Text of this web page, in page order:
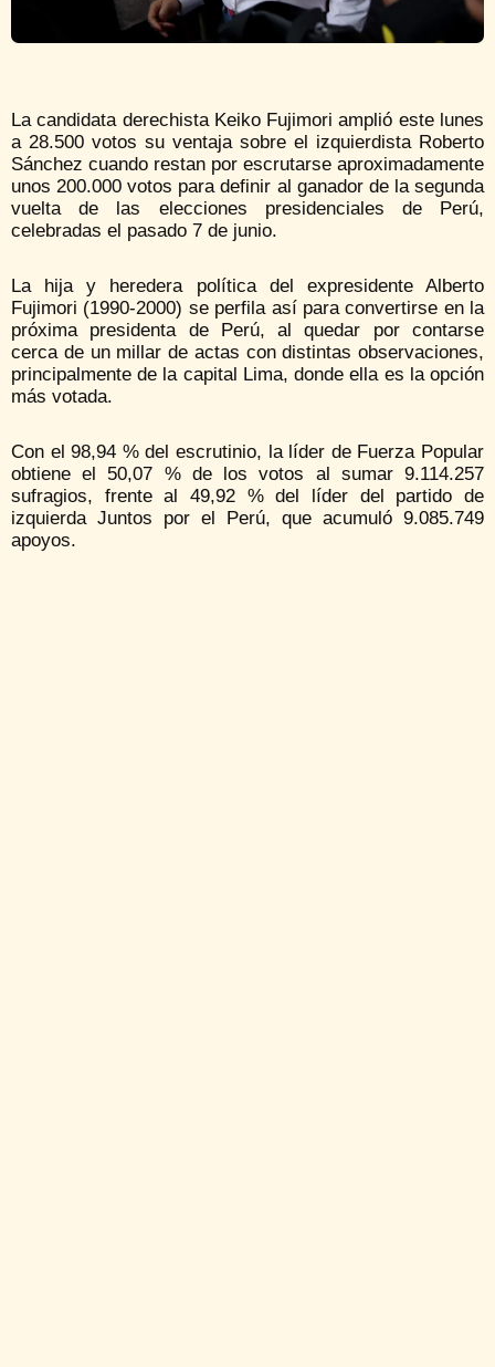
La candidata derechista Keiko Fujimori amplió este lunes
a 28.500 votos su ventaja sobre el izquierdista Roberto
Sánchez cuando restan por escrutarse aproximadamente
unos 200.000 votos para definir al ganador de la segunda
vuelta de las elecciones presidenciales de Perú,
celebradas el pasado 7 de junio.
La hija y heredera política del expresidente Alberto
Fujimori (1990-2000) se perfila así para convertirse en la
próxima presidenta de Perú, al quedar por contarse
cerca de un millar de actas con distintas observaciones,
principalmente de la capital Lima, donde ella es la opción
más votada.
Con el 98,94 % del escrutinio, la líder de Fuerza Popular
obtiene el 50,07 % de los votos al sumar 9.114.257
sufragios, frente al 49,92 % del líder del partido de
izquierda Juntos por el Perú, que acumuló 9.085.749
apoyos.